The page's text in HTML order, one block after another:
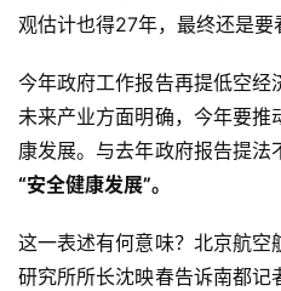
观估计也得27年，最终还是要
今年政府工作报告再提低空经
未来产业方面明确，今年要
康发展。与去年政府报告提法
“安全健康发展”。
这一表述有何意味？北京航
研究所所长沈映春告诉南都